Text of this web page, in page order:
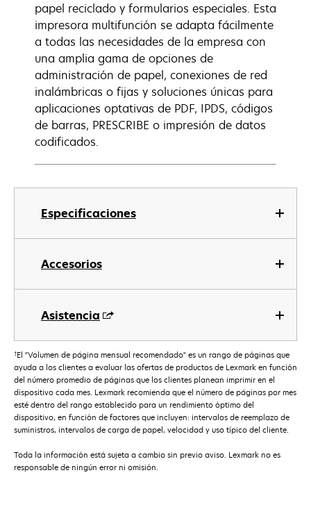
Especificaciones
Accesorios
Asistencia
papel reciclado y formularios especiales. Esta
impresora multifunción se adapta fácilmente
a todas las necesidades de la empresa con
una amplia gama de opciones de
administración de papel, conexiones de red
inalámbricas o fijas y soluciones únicas para
aplicaciones optativas de PDF, IPDS, códigos
de barras, PRESCRIBE o impresión de datos
codificados.
†El "Volumen de página mensual recomendado" es un rango de páginas que
ayuda a los clientes a evaluar las ofertas de productos de Lexmark en función
del número promedio de páginas que los clientes planean imprimir en el
dispositivo cada mes. Lexmark recomienda que el número de páginas por mes
esté dentro del rango establecido para un rendimiento óptimo del
dispositivo, en función de factores que incluyen: intervalos de reemplazo de
suministros, intervalos de carga de papel, velocidad y uso típico del cliente.
Toda la información está sujeta a cambio sin previo aviso. Lexmark no es
responsable de ningún error ni omisión.